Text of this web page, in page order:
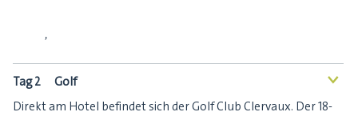
,
Tag 2 Golf <
Direkt am Hotel befindet sich der Golf Club Clervaux. Der 18-